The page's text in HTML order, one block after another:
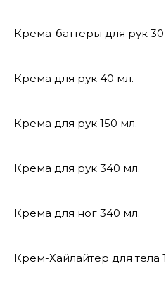
Крема-баттеры для рук 30
Крема для рук 40 мл.
Крема для рук 150 мл.
Крема для рук 340 мл.
Крема для ног 340 мл.
Крем-Хайлайтер для тела